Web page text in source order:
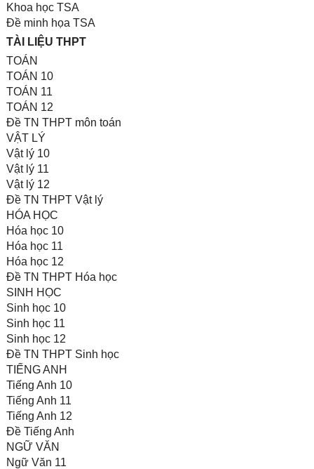
Khoa học TSA
Đề minh họa TSA
TÀI LIỆU THPT
TOÁN
TOÁN 10
TOÁN 11
TOÁN 12
Đề TN THPT môn toán
VẬT LÝ
Vật lý 10
Vật lý 11
Vật lý 12
Đề TN THPT Vật lý
HÓA HỌC
Hóa học 10
Hóa học 11
Hóa học 12
Đề TN THPT Hóa học
SINH HỌC
Sinh học 10
Sinh học 11
Sinh học 12
Đề TN THPT Sinh học
TIẾNG ANH
Tiếng Anh 10
Tiếng Anh 11
Tiếng Anh 12
Đề Tiếng Anh
NGỮ VĂN
Ngữ Văn 11